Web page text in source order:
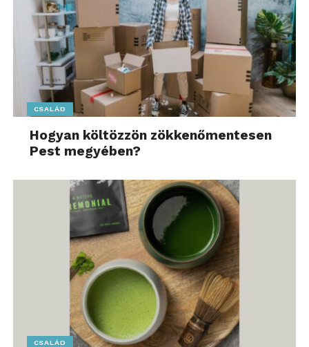
CSALÁD
Hogyan költözzön zökkenőmentesen
Pest megyében?
CSALÁD